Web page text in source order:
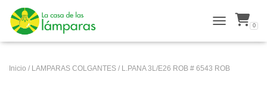
ALTERNAR
0
Inicio / LAMPARAS COLGANTES / L.PANA 3L/E26 ROB # 6543 ROB